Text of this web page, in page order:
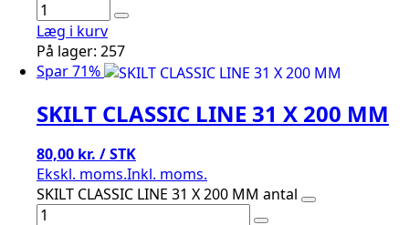
Læg i kurv
På lager: 257
Spar 71%
SKILT CLASSIC LINE 31 X 200 MM
80,00 kr. / STK
Ekskl. moms.Inkl. moms.
SKILT CLASSIC LINE 31 X 200 MM antal